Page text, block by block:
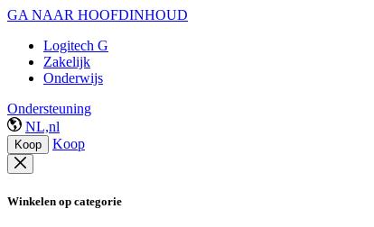
GA NAAR HOOFDINHOUD
Logitech G
Zakelijk
Onderwijs
Ondersteuning
NL,nl
Koop Koop
Winkelen op categorie